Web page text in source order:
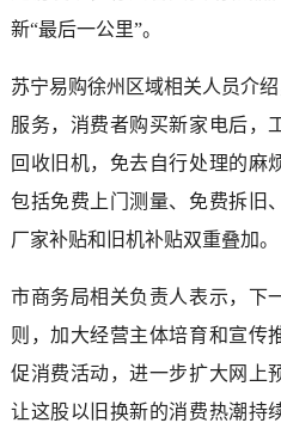
新“最后一公里”。
苏宁易购徐州区域相关人员介
服务，消费者购买新家电后，
回收旧机，免去自行处理的麻
包括免费上门测量、免费拆旧
厂家补贴和旧机补贴双重叠加。
市商务局相关负责人表示，下
则，加大经营主体培育和宣传
促消费活动，进一步扩大网上
让这股以旧换新的消费热潮持